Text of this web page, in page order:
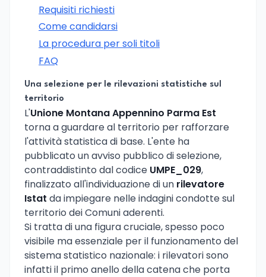
Requisiti richiesti
Come candidarsi
La procedura per soli titoli
FAQ
Una selezione per le rilevazioni statistiche sul
territorio
L'Unione Montana Appennino Parma Est
torna a guardare al territorio per rafforzare
l'attività statistica di base. L'ente ha
pubblicato un avviso pubblico di selezione,
contraddistinto dal codice UMPE_029,
finalizzato all'individuazione di un rilevatore
Istat da impiegare nelle indagini condotte sul
territorio dei Comuni aderenti.
Si tratta di una figura cruciale, spesso poco
visibile ma essenziale per il funzionamento del
sistema statistico nazionale: i rilevatori sono
infatti il primo anello della catena che porta